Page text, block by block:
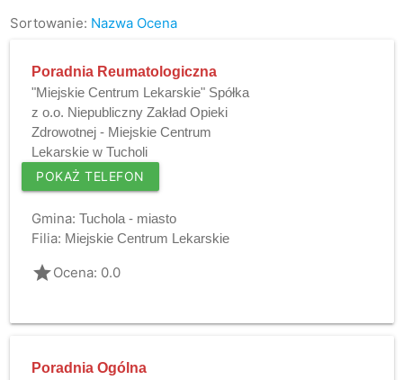
Sortowanie: Nazwa Ocena
Poradnia Reumatologiczna
"Miejskie Centrum Lekarskie" Spółka
z o.o. Niepubliczny Zakład Opieki
Zdrowotnej - Miejskie Centrum
Lekarskie w Tucholi
POKAŻ TELEFON
Gmina: Tuchola - miasto
Filia: Miejskie Centrum Lekarskie
gradeOcena: 0.0
Poradnia Ogólna